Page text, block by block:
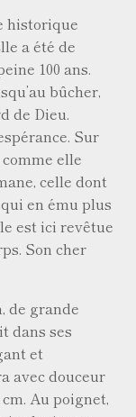
historique
a été de
100 ans.
bûcher,
de Dieu.
Sur
elle
celle dont
en ému plus
est ici revêtue
Son cher
de grande
dans ses
et
avec douceur
Au poignet,